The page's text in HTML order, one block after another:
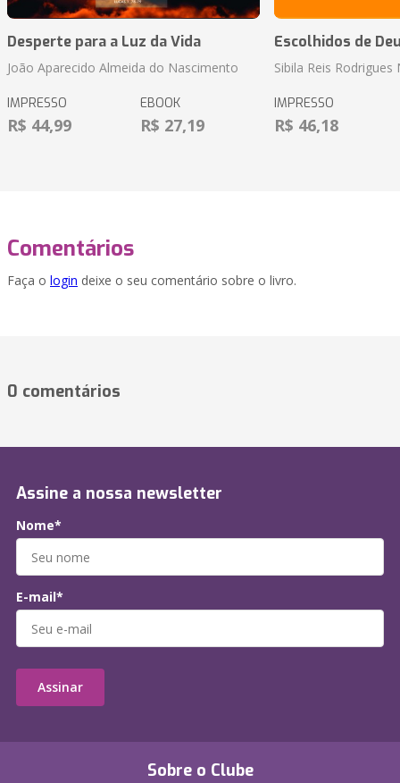
Desperte para a Luz da Vida
João Aparecido Almeida do Nascimento
IMPRESSO
R$ 44,99
EBOOK
R$ 27,19
Escolhidos de
Sibila Reis
IMPRESSO
R$ 46,18
Comentários
Faça o login deixe o seu comentário sobre o livro.
0 comentários
Sobre o Clube
Assine a nossa newsletter
Nome*
E-mail*
Assinar